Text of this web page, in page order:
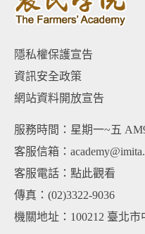
隱私權保護宣告
資訊安全政策
網站資料開放宣告
服務時間：星期一~五
客服信箱：
客服電話： 點此觀看
傳真：(02)3322-9036
機關地址：100212 臺北